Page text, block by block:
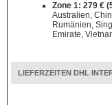
Zone 1: 279 €
Australien,
Rumänien,
Emirate,
LIEFERZEITEN DHL